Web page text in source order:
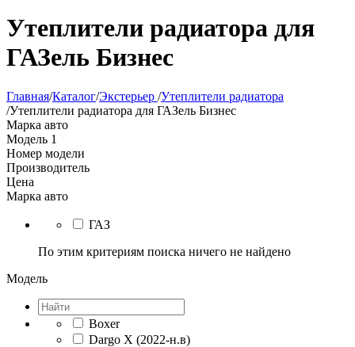
Утеплители радиатора для
ГАЗель Бизнес
Главная/Каталог/Экстерьер /Утеплители радиатора
/Утеплители радиатора для ГАЗель Бизнес
Марка авто
Модель 1
Номер модели
Производитель
Цена
Марка авто
ГАЗ
По этим критериям поиска ничего не найдено
Модель
Boxer
Dargo X (2022-н.в)